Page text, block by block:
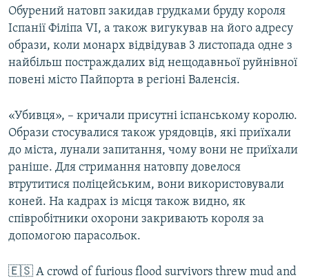
РУС
УКР
КТАТ
Усі сайти RFE/RL
Обурений натовп закидав грудками бруду короля
Іспанії Філіпа VI, а також вигукував на його адресу
образи, коли монарх відвідував 3 листопада одне з
найбільш постраждалих від нещодавньої руйнівної
повені місто Пайпорта в регіоні Валенсія.
«Убивця», – кричали присутні іспанському королю.
Образи стосувалися також урядовців, які приїхали
до міста, лунали запитання, чому вони не приїхали
раніше. Для стримання натовпу довелося
втрутитися поліцейським, вони використовували
коней. На кадрах із місця також видно, як
співробітники охорони закривають короля за
допомогою парасольок.
🇪🇸 A crowd of furious flood survivors threw mud and